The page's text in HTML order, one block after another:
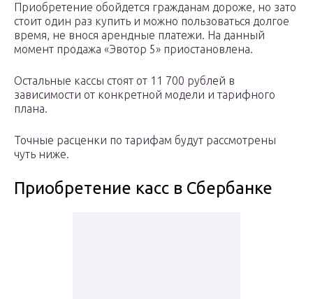
Приобретение обойдется гражданам дороже, но зато
стоит один раз купить и можно пользоваться долгое
время, не внося арендные платежи. На данный
момент продажа «Эвотор 5» приостановлена.
Остальные кассы стоят от 11 700 рублей в
зависимости от конкретной модели и тарифного
плана.
Точные расценки по тарифам будут рассмотрены
чуть ниже.
Приобретение касс в Сбербанке